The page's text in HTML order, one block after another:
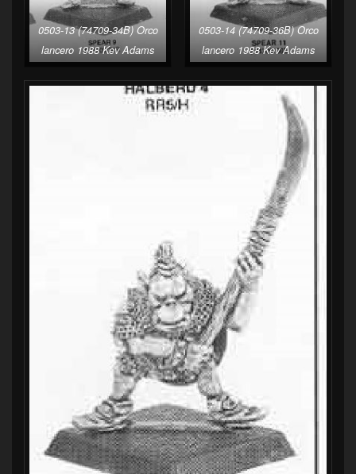
0503-13 (74709-34B) Orco
lancero 1988 Kev Adams
0503-14 (74709-36B) Orco
lancero 1988 Kev Adams